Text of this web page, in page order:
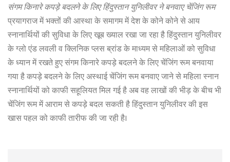
संगम किनारे कपड़े बदलने के लिए हिंदुस्तान युनिलीवर ने बनवाए चेंजिंग रूम
प्रयागराज में भक्तों की आस्था के समागम में देश के कोने कोने से आय
स्नानार्थियों की सुविधा के लिए खूब ख्याल रखा जा रहा है हिंदुस्तान युनिलीवर
के ग्लो एंड लवली व क्लिनिक प्लस ब्रांड के माध्यम से महिलाओं को सुविधा
के ध्यान में रखते हुए संगम किनारे कपड़े बदलने के लिए चेंजिंग रूम बनवाया
गया है कपड़े बदलने के लिए अस्थाई चेंजिंग रूम बनवाए जाने से महिला स्नान
स्नानार्थियों को काफी सहूलियत मिल गई है अब वह लाखों की भीड़ के बीच भी
चेंजिंग रूम में आराम से कपड़े बदल सकती है हिंदुस्तान युनिलीवर की इस
खास पहल को काफी तारीफ की जा रही है।